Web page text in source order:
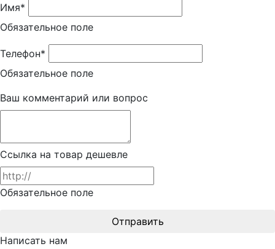
Имя*
Обязательное поле
Телефон*
Обязательное поле
Ваш комментарий или вопрос
Ссылка на товар дешевле
Обязательное поле
Отправить
Написать нам